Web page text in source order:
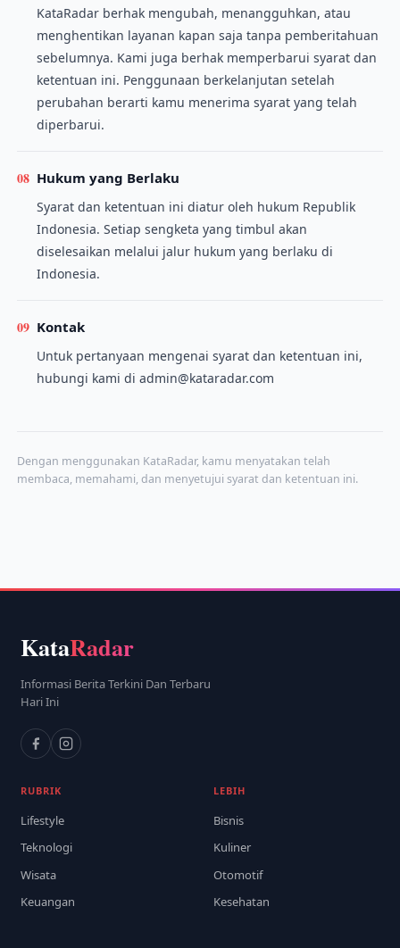
KataRadar berhak mengubah, menangguhkan, atau
menghentikan layanan kapan saja tanpa pemberitahuan
sebelumnya. Kami juga berhak memperbarui syarat dan
ketentuan ini. Penggunaan berkelanjutan setelah
perubahan berarti kamu menerima syarat yang telah
diperbarui.
08 Hukum yang Berlaku
Syarat dan ketentuan ini diatur oleh hukum Republik
Indonesia. Setiap sengketa yang timbul akan
diselesaikan melalui jalur hukum yang berlaku di
Indonesia.
09 Kontak
Untuk pertanyaan mengenai syarat dan ketentuan ini,
hubungi kami di admin@kataradar.com
Dengan menggunakan KataRadar, kamu menyatakan telah
membaca, memahami, dan menyetujui syarat dan ketentuan ini.
KataRadar
Informasi Berita Terkini Dan Terbaru
Hari Ini
RUBRIK
Lifestyle
Teknologi
Wisata
Keuangan
LEBIH
Bisnis
Kuliner
Otomotif
Kesehatan